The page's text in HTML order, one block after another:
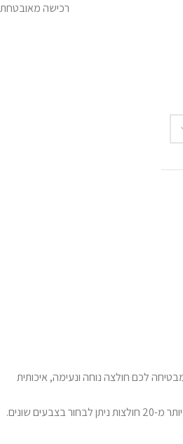
רכישה מאובטחת
לכם חולצה נוחה ונעימה, איכותית
לאחר בחירת המידה הנכונה והעיצוב המדויק, ההדפסה תתבצע באמצעות טכנולוגיה מתקדמת, אשר מבטיחה תוצאה באיכות גבוהה מאוד, גם לאחר שימוש תדיר במכונת הכביסה. בהזמנה של יותר מ-20 חולצות ניתן לבחור בצבעים שונים.